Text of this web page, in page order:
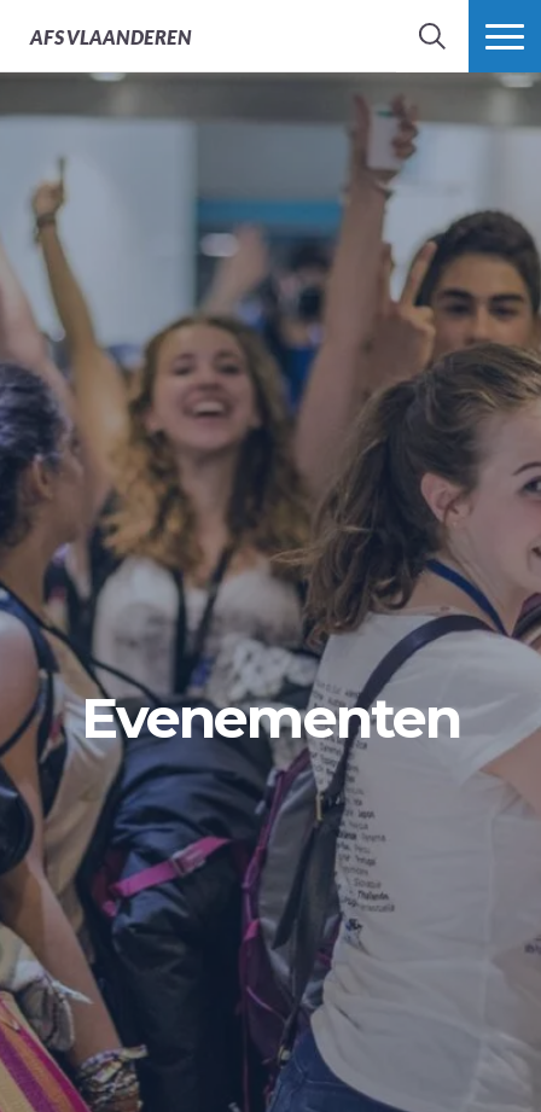
AFSVLAANDEREN
ZOEK MEER
Evenementen